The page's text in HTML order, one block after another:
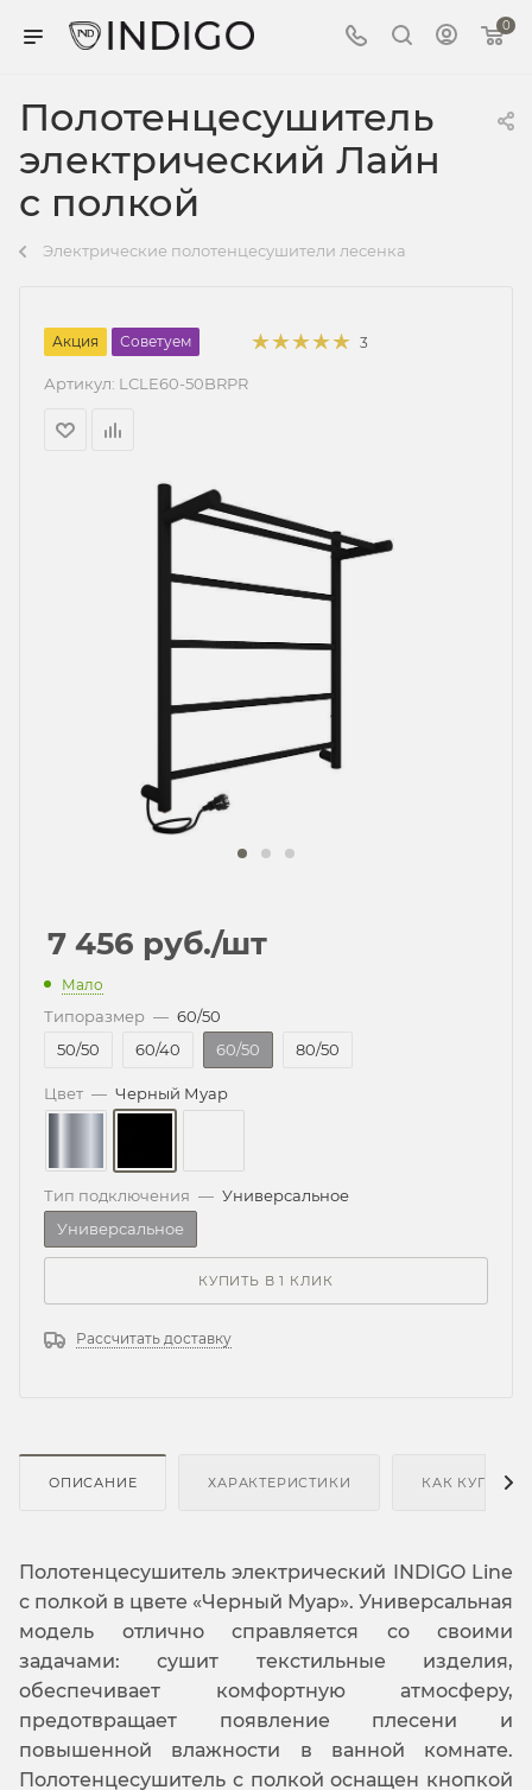
0
Полотенцесушитель
электрический Лайн
с полкой
Электрические полотенцесушители лесенка
Акция Советуем 3
Артикул: LСLE60-50BRPR
7 456 руб./шт
Мало
Типоразмер — 60/50
50/50
60/40 60/50 80/50
Цвет — Черный Муар
Тип подключения — Универсальное
Универсальное
КУПИТЬ В 1 КЛИК
Рассчитать доставку
ОПИСАНИЕ ХАРАКТЕРИСТИКИ КАК КУПИТЬ
Полотенцесушитель электрический INDIGO Line
с полкой в цвете «Черный Муар». Универсальная
модель отлично справляется со своими
задачами: сушит текстильные изделия,
обеспечивает комфортную атмосферу,
предотвращает появление плесени и
повышенной влажности в ванной комнате.
Полотенцесушитель с полкой оснащен кнопкой